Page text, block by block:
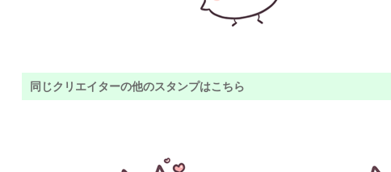
同じクリエイターの他のスタンプはこちら